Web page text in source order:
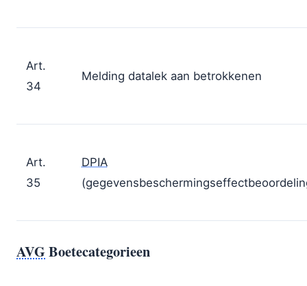
Art.
34
Melding datalek aan betrokkenen
Art.
35
DPIA
AVGBoetecategorieen